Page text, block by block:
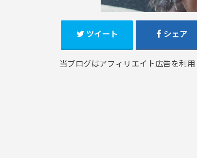
ツイート シェア
当ブログはアフィリエイト広告を利用